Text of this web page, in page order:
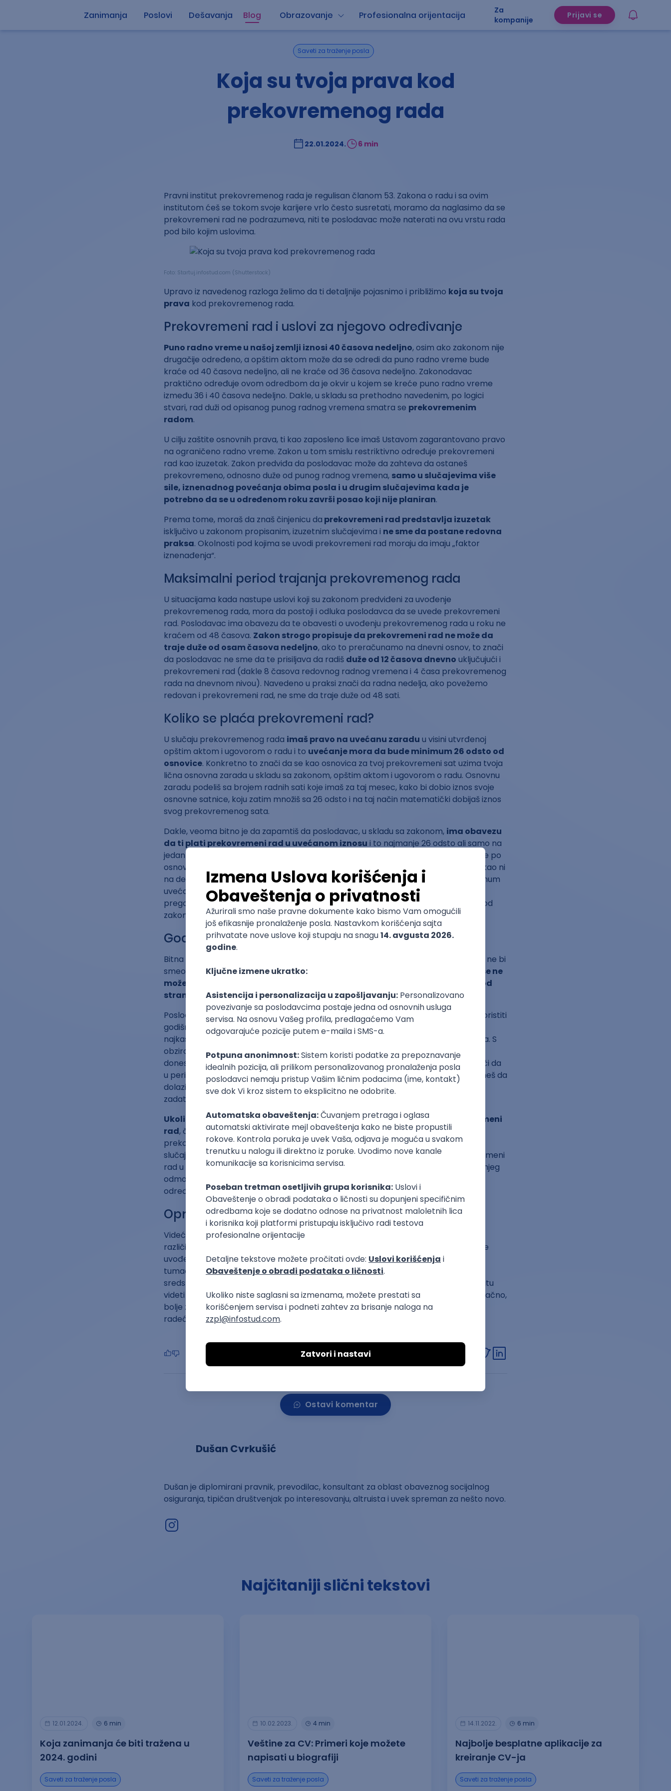
Zanimanja Poslovi Dešavanja Blog Obrazovanje Profesionalna orijentacija
Za
kompanije
Prijavi se
Saveti za traženje posla
Koja su tvoja prava kod
prekovremenog rada
22.01.2024. 6 min
Pravni institut prekovremenog rada je regulisan članom 53. Zakona o radu i sa ovim
institutom ćeš se tokom svoje karijere vrlo često susretati, moramo da naglasimo da se
prekovremeni rad ne podrazumeva, niti te poslodavac može naterati na ovu vrstu rada
pod bilo kojim uslovima.
Foto: Startuj.infostud.com (Shutterstock)
Upravo iz navedenog razloga želimo da ti detaljnije pojasnimo i približimo koja su tvoja
prava kod prekovremenog rada.
Prekovremeni rad i uslovi za njegovo određivanje
Puno radno vreme u našoj zemlji iznosi 40 časova nedeljno, osim ako zakonom nije
drugačije određeno, a opštim aktom može da se odredi da puno radno vreme bude
kraće od 40 časova nedeljno, ali ne kraće od 36 časova nedeljno. Zakonodavac
praktično određuje ovom odredbom da je okvir u kojem se kreće puno radno vreme
između 36 i 40 časova nedeljno. Dakle, u skladu sa prethodno navedenim, po logici
stvari, rad duži od opisanog punog radnog vremena smatra se prekovremenim
radom.
U cilju zaštite osnovnih prava, ti kao zaposleno lice imaš Ustavom zagarantovano pravo
na ograničeno radno vreme. Zakon u tom smislu restriktivno određuje prekovremeni
rad kao izuzetak. Zakon predviđa da poslodavac može da zahteva da ostaneš
prekovremeno, odnosno duže od punog radnog vremena, samo u slučajevima više
sile, iznenadnog povećanja obima posla i u drugim slučajevima kada je
potrebno da se u određenom roku završi posao koji nije planiran.
Prema tome, moraš da znaš činjenicu da prekovremeni rad predstavlja izuzetak
isključivo u zakonom propisanim, izuzetnim slučajevima i ne sme da postane redovna
praksa. Okolnosti pod kojima se uvodi prekovremeni rad moraju da imaju „faktor
iznenađenja“.
Maksimalni period trajanja prekovremenog rada
U situacijama kada nastupe uslovi koji su zakonom predviđeni za uvođenje
prekovremenog rada, mora da postoji i odluka poslodavca da se uvede prekovremeni
rad. Poslodavac ima obavezu da te obavesti o uvođenju prekovremenog rada u roku ne
kraćem od 48 časova. Zakon strogo propisuje da prekovremeni rad ne može da
traje duže od osam časova nedeljno, ako to preračunamo na dnevni osnov, to znači
da poslodavac ne sme da te prisiljava da radiš duže od 12 časova dnevno uključujući i
prekovremeni rad (dakle 8 časova redovnog radnog vremena i 4 časa prekovremenog
rada na dnevnom nivou). Navedeno u praksi znači da radna nedelja, ako povežemo
redovan i prekovremeni rad, ne sme da traje duže od 48 sati.
Koliko se plaća prekovremeni rad?
U slučaju prekovremenog rada imaš pravo na uvećanu zaradu u visini utvrđenoj
opštim aktom i ugovorom o radu i to uvećanje mora da bude minimum 26 odsto od
osnovice. Konkretno to znači da se kao osnovica za tvoj prekovremeni sat uzima tvoja
lična osnovna zarada u skladu sa zakonom, opštim aktom i ugovorom o radu. Osnovnu
zaradu podeliš sa brojem radnih sati koje imaš za taj mesec, kako bi dobio iznos svoje
osnovne satnice, koju zatim množiš sa 26 odsto i na taj način matematički dobijaš iznos
svog prekovremenog sata.
Dakle, veoma bitno je da zapamtiš da poslodavac, u skladu sa zakonom, ima obavezu
da ti plati prekovremeni rad u uvećanom iznosu i to najmanje 26 odsto ali samo na
jedan deo zarade, tačnije na osnovnu zaradu. Uvećanje se ne računa na deo zarade po
osnovu doprinosa zaposlenog poslovnom uspehu poslodavca (nagrade i bonusi), kao ni
na deo zarade za radni učinak niti na uvećanje zarade. Zakon predviđa samo minimum
uvećanja od 26 odsto za prekovremeni rad, što znači u praksi da ti možeš i da
pregovaraš sa poslodavcem da se u tvom ugovoru o radu predvidi veći procenat od
zakonski određenog minimuma kao neka vrsta benefita.
Godišnji odmor i prekovremeni rad
Bitna činjenica je da u slučaju da koristiš svoje pravo na godišnji odmor, poslodavac ne bi
smeo da te pozove radi obavljanja prekovremenog rada.
Prema Zakonu o radu se ne
možeš odreći prava na godišnji odmor, niti ti to pravo može biti uskraćeno od
strane poslodavca.
Poslodavac prema potrebama posla rešenjem odlučuje o vremenu kada možeš koristiti
godišnji odmor, uz prethodnu konsultaciju sa tobom. Rešenje ti se mora dostaviti
najkasnije 15 dana pre datuma određenog za početak korišćenja godišnjeg odmora. S
obzirom da se prava na godišnji odmor ne možeš odreći, a nakon što poslodavac
donese rešenje o tvom godišnjem odmoru, ti si dužan da postupiš po istom. To znači da
u periodu korišćenja godišnjeg odmora koji je određen rešenjem poslodavca ne smeš da
dolaziš na posao, niti ti poslodavac može u tom periodu naložiti da izvršavaš radne
zadatke.
Ukoliko si na godišnjem, poslodavac ne može da od tebe zahteva prekovremeni
rad, čak ni kada se pojave okolnosti koje predstavljaju osnov za uvođenje
prekovremenog rada (viša sila, iznenadno povećanja obima posla i u drugim
slučajevima). Jedini način da te poslodavac na zakonit način obaveže na prekovremeni
rad u slučaju godišnjeg odmora je da ti izmeni vreme određeno za korišćenje godišnjeg
odmora ako to zahtevaju potrebe posla, ali najkasnije pet radnih dana pre dana
određenog za korišćenje godišnjeg odmora.
Oprečna mišljenja o funkciji prekovremenog rada
Videćeš kroz praksu da o prekovremenom radu mnoge tvoje kolege imaju veoma
različito mišljenje, u toj meri da odlaze u dve potpune krajnosti. Mnogi smatraju da je
uvođenje prekovremenog rada potpuno nepotrebno, jer bi se prekovremeni rad
tumačio kao da nisu sposobni da svoje radne zadatke završe na vreme, da je to
sredstvo izrabljivanja radnika i mogućnost zloupotrebe, dok će drugi u ovom institutu
videti mogućnost za postizanje dodatnog radnog učinka, boljih rezultata rada i konačno,
bolje zarade. U koju grupu ti spadaš, odlučićeš sam kroz praksu koju budeš stekao
radeći prekovremeno.
Ostavi komentar
Dušan Cvrkušić
Dušan je diplomirani pravnik, prevodilac, konsultant za oblast obaveznog socijalnog
osiguranja, tipičan društvenjak po interesovanju, altruista i uvek spreman za nešto novo.
Najčitaniji slični tekstovi
12.01.2024. 6 min
Koja zanimanja će biti tražena u
2024. godini
Saveti za traženje posla
10.02.2023. 4 min
Veštine za CV: Primeri koje možete
napisati u biografiji
Saveti za traženje posla
14.11.2022. 6 min
Najbolje besplatne aplikacije za
kreiranje CV-ja
Saveti za traženje posla